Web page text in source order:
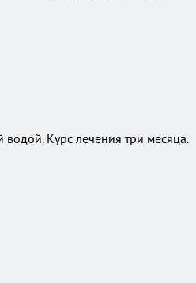
Курс лечения три месяца.